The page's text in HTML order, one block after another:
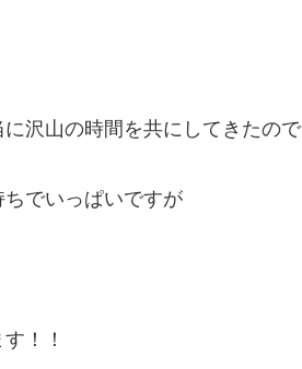
沢山の時間を共にしてきたので
でいっぱいですが
！！